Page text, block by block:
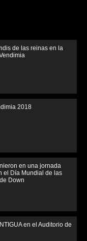
de las reinas en la
2018
en una jornada
el Día Mundial de las
Down
en el Auditorio de